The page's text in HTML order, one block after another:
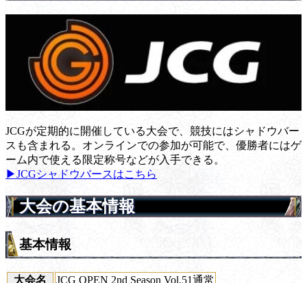
JCGが定期的に開催している大会で、競技にはシャドウバー
スも含まれる。オンラインでの参加が可能で、優勝者にはゲ
ーム内で使える限定称号などが入手できる。
▶JCGシャドウバースはこちら
大会の基本情報
基本情報
大会名
JCG OPEN 2nd Season Vol.51通常